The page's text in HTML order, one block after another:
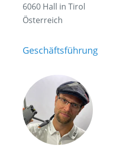
6060 Hall in Tirol
Österreich
Geschäftsführung